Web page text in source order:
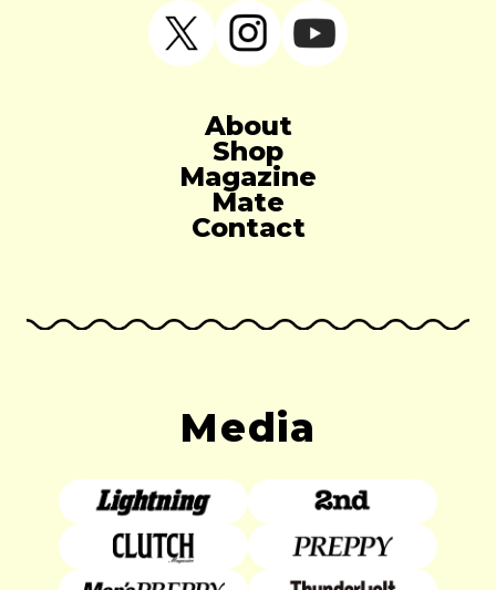
島野真希さんに学ぶ、手書きの魅
力とカリグラフィーの世界｜...
About
Shop
Magazine
Mate
Contact
Media